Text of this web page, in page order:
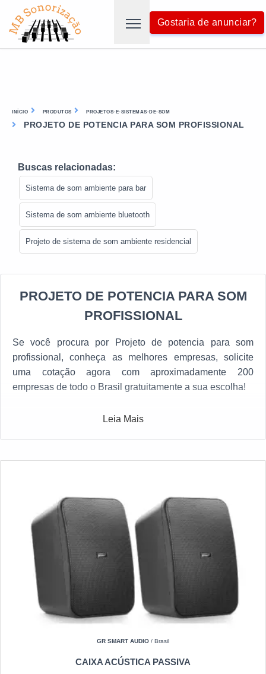
Gostaria de anunciar?
INÍCIO PRODUTOS PROJETOS-E-SISTEMAS-DE-SOM
PROJETO DE POTENCIA PARA SOM PROFISSIONAL
Buscas relacionadas:
Sistema de som ambiente para bar
Sistema de som ambiente bluetooth
Projeto de sistema de som ambiente residencial
PROJETO DE POTENCIA PARA SOM
PROFISSIONAL
Se você procura por Projeto de potencia para som
profissional, conheça as melhores empresas, solicite
uma cotação agora com aproximadamente 200
empresas de todo o Brasil gratuitamente a sua escolha!
Leia Mais
GR SMART AUDIO / Brasil
CAIXA ACÚSTICA PASSIVA